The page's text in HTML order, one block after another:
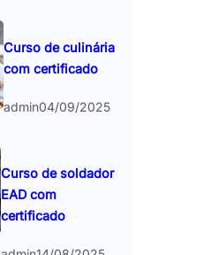
Curso de culinária
com certificado
admin04/09/2025
Curso de soldador
EAD com
certificado